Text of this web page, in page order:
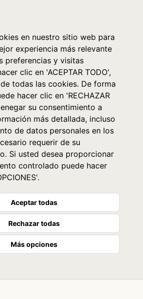
en nuestro sitio web para
experiencia más relevante
preferencias y visitas
clic en 'ACEPTAR TODO',
todas las cookies. De forma
hacer clic en 'RECHAZAR
su consentimiento a
más detallada, incluso
de datos personales en los
requerir de su
Si usted desea proporcionar
controlado puede hacer
Aceptar todas
Rechazar todas
Más opciones